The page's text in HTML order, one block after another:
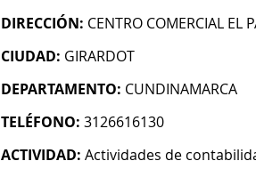
DIRECCIÓN: CENTRO COMERCIAL EL
CIUDAD: GIRARDOT
DEPARTAMENTO: CUNDINAMARCA
TELÉFONO: 3126616130
ACTIVIDAD: Actividades de